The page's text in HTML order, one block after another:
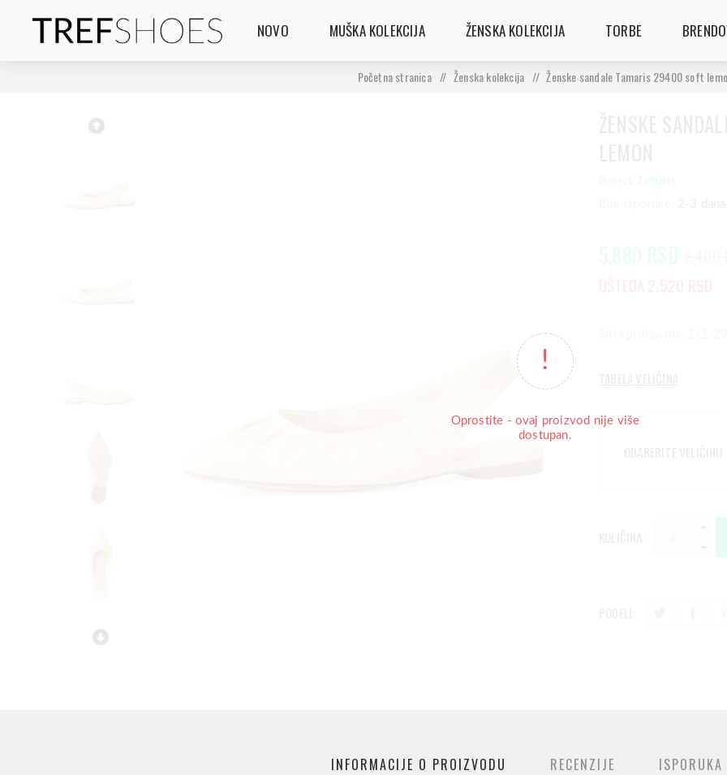
NOVO MUŠKA KOLEKCIJA ŽENSKA KOLEKCIJA TORBE
Početna stranica / Ženska kolekcija / Ženske sandale Tamaris 29400 soft
Oprostite - ovaj proizvod nije više
dostupan.
INFORMACIJE O PROIZVODU RECENZIJE ISPORUKA